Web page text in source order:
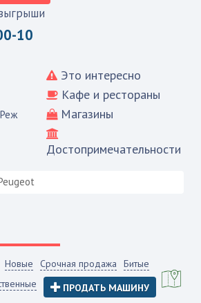
10
Это интересно
Кафе и рестораны
Магазины
Достопримечательности
Новые Срочная продажа
Битые
ПРОДАТЬ МАШИНУ